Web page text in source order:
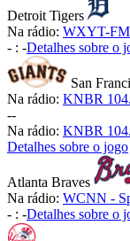
Detroit Tigers
Na rádio: WXYT-FM
- : -Detalhes sobre o
San
Na rádio: KNBR
--
Na rádio: KNBR
Detalhes sobre o jogo
Atlanta Braves
Na rádio: WCNN -
- : -Detalhes sobre o